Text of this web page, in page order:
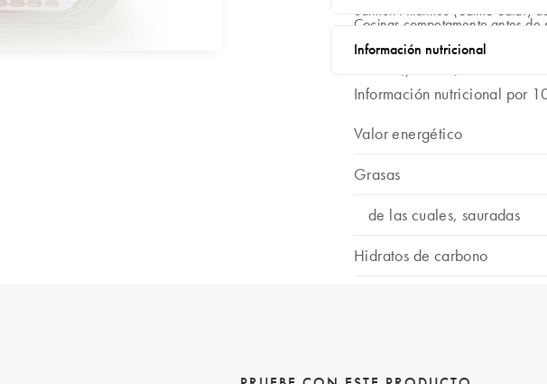
Salmón Atlántico ( Salmo Salar)
Contiene:
Cocinar competamente antes de
Información nutricional
Información nutricional por
Valor energético
Grasas
de las cuales, sauradas
Hidratos de carbono
Sal